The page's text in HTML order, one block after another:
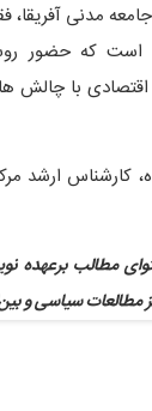
مدنی
است که حضور
با چالش
کارشناس ارشد
مطالب برعهده
مطالعات سیاسی و